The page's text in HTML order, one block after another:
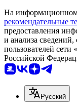
На информационном
рекомендательные
предоставления
и анализа
пользователей
Российской
Русский